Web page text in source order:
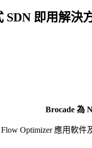
SDN 即用解決
Brocade 為
Optimizer 應用軟